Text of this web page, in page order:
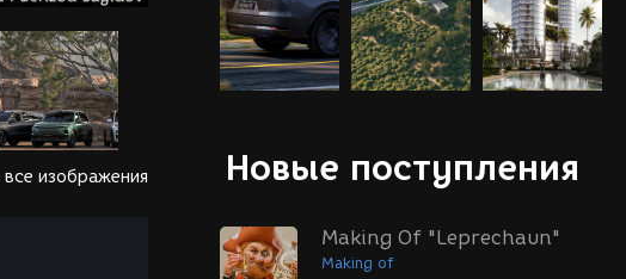
Новые поступления
Making Of "Leprechaun"
Making of
все изображения